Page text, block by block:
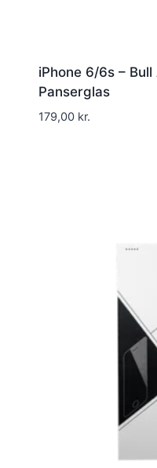
iPhone 6/6s –
Panserglas
179,00 kr.